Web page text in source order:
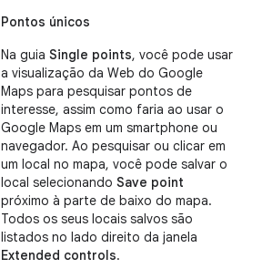
Pontos únicos
Na guia Single points, você pode usar
a visualização da Web do Google
Maps para pesquisar pontos de
interesse, assim como faria ao usar o
Google Maps em um smartphone ou
navegador. Ao pesquisar ou clicar em
um local no mapa, você pode salvar o
local selecionando Save point
próximo à parte de baixo do mapa.
Todos os seus locais salvos são
listados no lado direito da janela
Extended controls.